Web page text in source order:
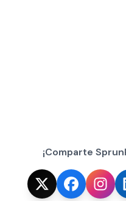
¡Comparte